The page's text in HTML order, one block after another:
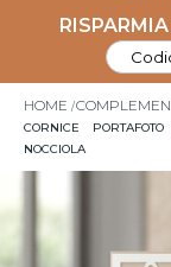
HOME
CORNICE
NOCCIOLA